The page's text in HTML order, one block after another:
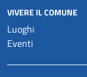
VIVERE IL COMUNE
Luoghi
Eventi